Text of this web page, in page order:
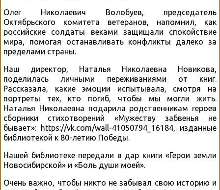
Олег Николаевич Волобуев, председатель
Октябрьского комитета ветеранов, напомнил, как
российские солдаты веками защищали спокойствие
мира, помогая останавливать конфликты далеко за
пределами страны.
Наш директор, Наталья Николаевна Новикова,
поделилась личными переживаниями от книг.
Рассказала, какие эмоции испытывала, смотря на
портреты тех, кто погиб, чтобы мы могли жить.
Наталья Николаевна подарила родственникам героев
сборники стихотворений «Мужеству забвенья не
бывает»: https://vk.com/wall-41050794_16184, изданные
библиотекой к 80-летию Победы.
Нашей библиотеке передали в дар книги «Герои земли
Новосибирской» и «Боль души моей».
Очень важно, чтобы никто не забывал свою историю и